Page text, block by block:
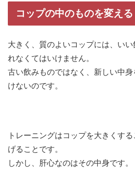
コップの中のものを変える
大きく、質のよいコップには、い
れなくてはいけません。
古い飲みものではなく、新しい中
けないのです。
トレーニングはコップを大きくす
げることです。
しかし、肝心なのはその中身です。